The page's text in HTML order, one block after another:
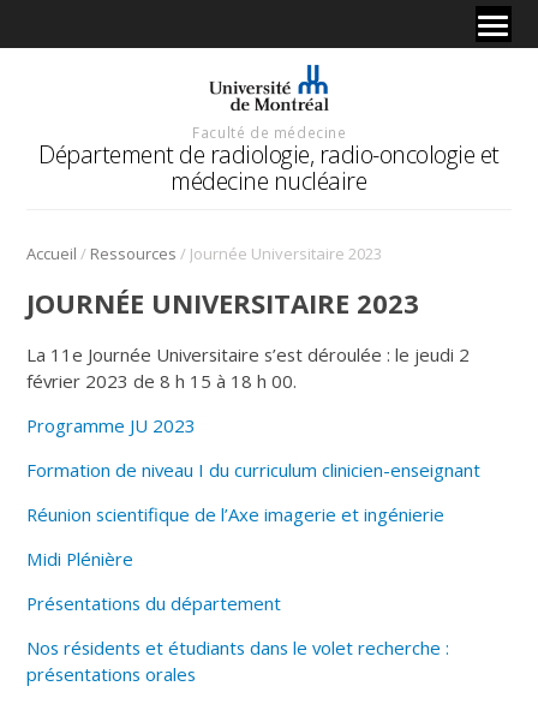
Faculté de médecine
Département de radiologie, radio-oncologie et
médecine nucléaire
Accueil / Ressources / Journée Universitaire 2023
JOURNÉE UNIVERSITAIRE 2023
La 11e Journée Universitaire s’est déroulée : le jeudi 2
février 2023 de 8 h 15 à 18 h 00.
Programme JU 2023
Formation de niveau I du curriculum clinicien-enseignant
Réunion scientifique de l’Axe imagerie et ingénierie
Midi Plénière
Présentations du département
Nos résidents et étudiants dans le volet recherche :
présentations orales